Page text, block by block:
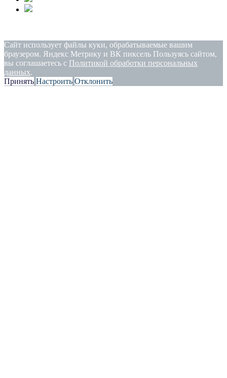
Сайт использует файлы куки, обрабатываемые вашим
браузером. Яндекс Метрику и ВК пиксель Пользуясь сайтом,
вы соглашаетесь с Политикой обработки персональных
данных.
Принять Настроить Отклонить